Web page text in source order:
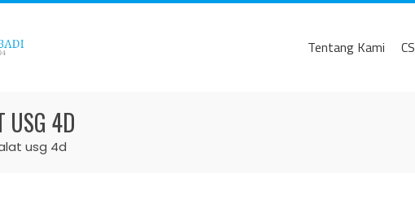
Tentang Kami
USG 4D
usg 4d